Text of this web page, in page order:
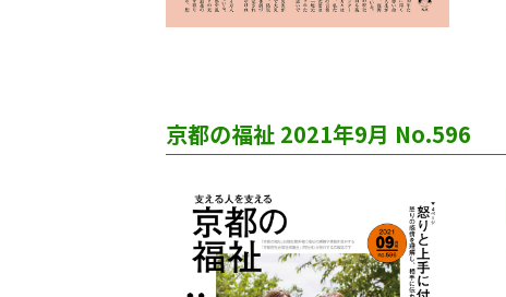
京都の福祉 2021年9月 No.596